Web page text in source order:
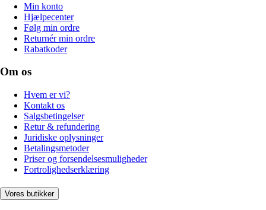
Min konto
Hjælpecenter
Følg min ordre
Returnér min ordre
Rabatkoder
Om os
Hvem er vi?
Kontakt os
Salgsbetingelser
Retur & refundering
Juridiske oplysninger
Betalingsmetoder
Priser og forsendelsesmuligheder
Fortrolighedserklæring
Vores butikker